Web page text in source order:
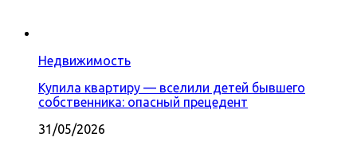
Недвижимость
Купила квартиру — вселили детей бывшего
собственника: опасный прецедент
31/05/2026